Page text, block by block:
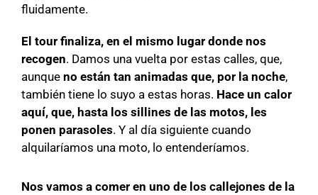
fluidamente.
El tour finaliza, en el mismo lugar donde nos
recogen. Damos una vuelta por estas calles, que,
aunque no están tan animadas que, por la noche,
también tiene lo suyo a estas horas. Hace un calor
aquí, que, hasta los sillines de las motos, les
ponen parasoles. Y al día siguiente cuando
alquilaríamos una moto, lo entenderíamos.
Nos vamos a comer en uno de los callejones de la